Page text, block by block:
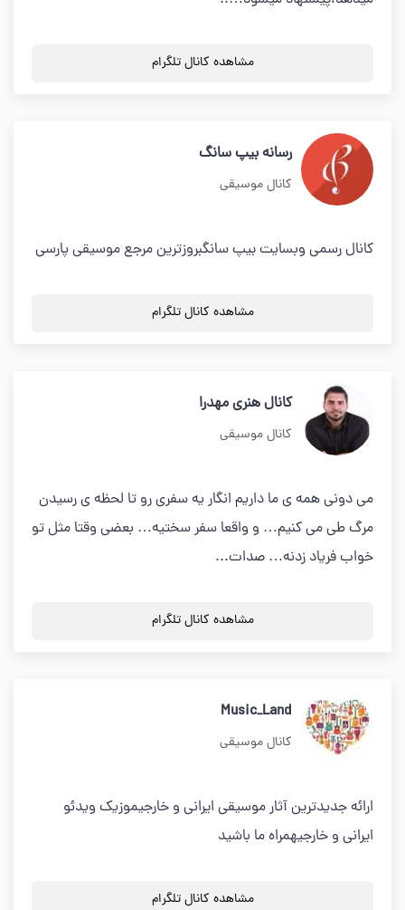
مشاهده کانال تلگرام
رسانه بیپ سانگ
کانال موسیقی
کانال رسمی وبسایت بیپ سانگبروزترین مرجع موسیقی پارسی
مشاهده کانال تلگرام
کانال هنری مهدرا
کانال موسیقی
می دونی همه ی ما داریم انگار یه سفری رو تا لحظه ی رسیدن
مرگ طی می کنیم… و واقعا سفر سختیه… بعضی وقتا مثل تو
خواب فریاد زدنه… صدات...
مشاهده کانال تلگرام
Music_Land
کانال موسیقی
ارائه جدیدترین آثار موسیقی ایرانی و خارجیموزیک ویدئو
ایرانی و خارجیهمراه ما باشید
مشاهده کانال تلگرام